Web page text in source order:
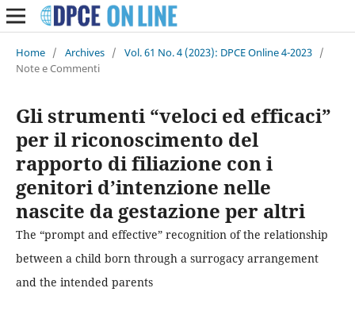
Home / Archives / Vol. 61 No. 4 (2023): DPCE Online 4-2023 /
Note e Commenti
Gli strumenti “veloci ed efficaci”
per il riconoscimento del
rapporto di filiazione con i
genitori d’intenzione nelle
nascite da gestazione per altri
The “prompt and effective” recognition of the relationship
between a child born through a surrogacy arrangement
and the intended parents